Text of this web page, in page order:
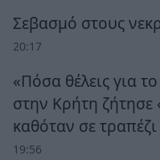
Σεβασμό στους
20:17
«Πόσα θέλεις για
στην Κρήτη ζήτησε
καθόταν σε
19:56